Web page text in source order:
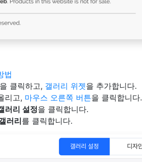
법
클릭하고, 갤러리 위젯을 추가합니다.
리고, 마우스 오른쪽 버튼을 클릭합니다.
러리 설정을 클릭합니다.
러리를 클릭합니다.